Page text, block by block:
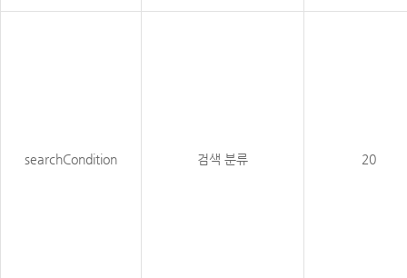
searchCondition 검색 분류 20